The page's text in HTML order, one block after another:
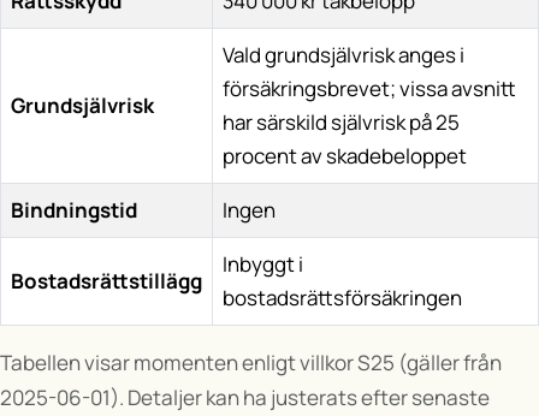
Grundsjälvrisk
Vald grundsjälvrisk anges i
försäkringsbrevet; vissa avsnitt
har särskild självrisk på 25
procent av skadebeloppet
Bindningstid
Ingen
Bostadsrättstillägg
Inbyggt i
bostadsrättsförsäkringen
Tabellen visar momenten enligt villkor S25 (gäller från
2025-06-01). Detaljer kan ha justerats efter senaste